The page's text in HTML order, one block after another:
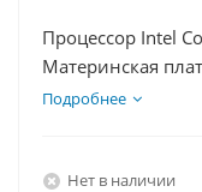
Процессор Intel
Материнская
Видеокарта RTX
Подробнее
Нет в наличии